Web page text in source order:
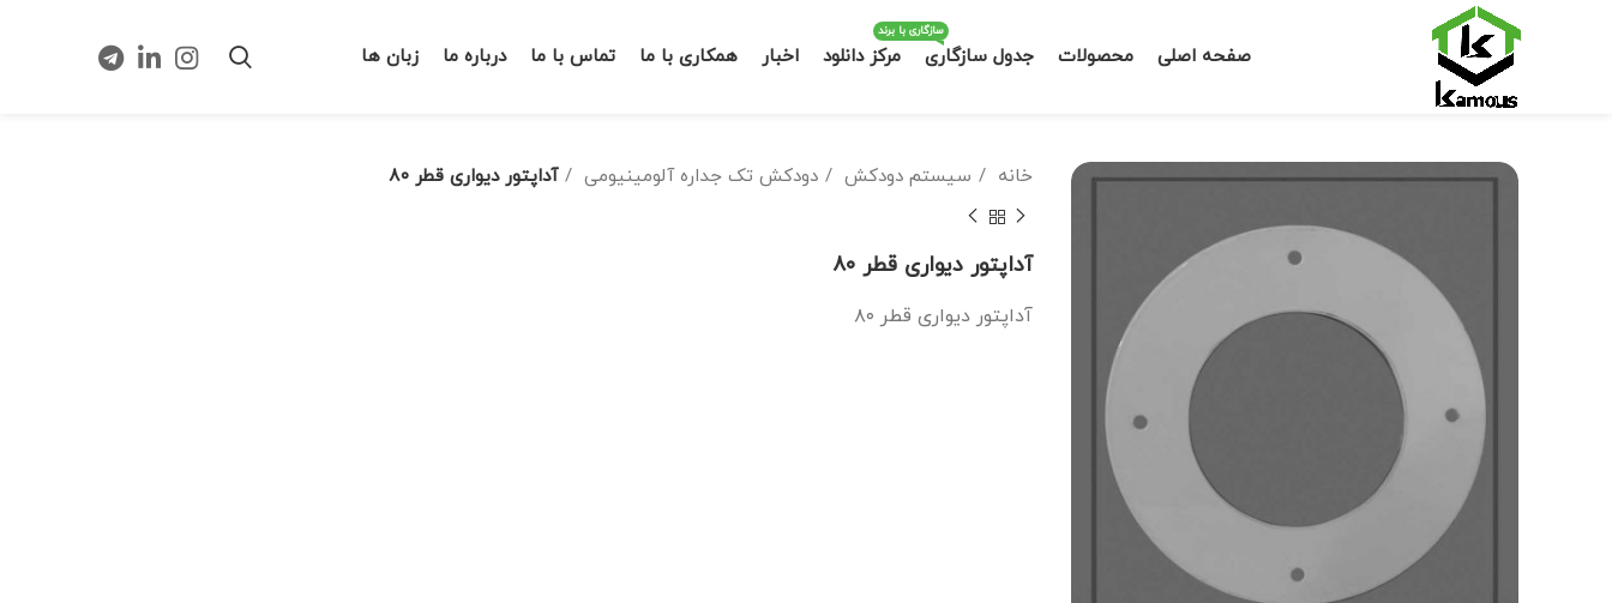
صفحه اصلی محصولات جدول سازگاری
سازگاری با برند
مرکز دانلود اخبار همکاری با ما تماس با ما درباره ما زبان ها
خانه سیستم دودکش دودکش تک جداره آلومینیومی آداپتور دیواری قطر ۸۰
آداپتور دیواری قطر ۸۰
آداپتور دیواری قطر ۸۰